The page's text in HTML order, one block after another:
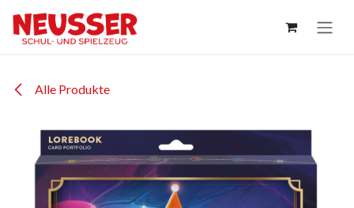
Alle Produkte